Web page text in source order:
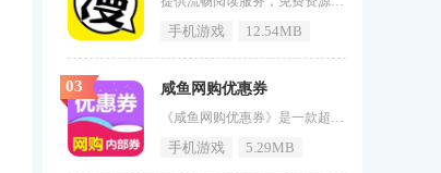
手机游戏 12.54MB
咸鱼网购优惠券
《咸鱼网购优惠券》是一款超级实用的购物软件，在这款软件中有着非常丰富的商品资源，商品种类十分的分复古，不管是日用百货还是母婴用品等等都是应有尽有，并且可以轻松的找到自己需要的商品，只要自己想买就能够轻松的购买，还有各种非常实用的优惠券可以领取，让购买更加的省钱。咸鱼网购优惠券软件特色1、软件中的优惠券种类十分的丰富，能够帮助用户更好的省钱，让购买更加的方便。2、软件中的折扣力度十分大，并且所有的商品都是实时更新的，满足用户的日常需求。3、种类十分的齐全，只要自己需要的
手机游戏 5.29MB
03